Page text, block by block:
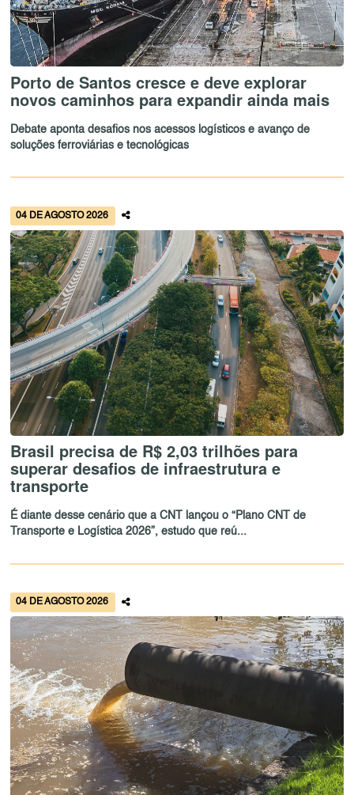
Porto de Santos cresce e deve explorar
novos caminhos para expandir ainda mais
Debate aponta desafios nos acessos logísticos e avanço de
soluções ferroviárias e tecnológicas
04 DE AGOSTO 2026
Brasil precisa de R$ 2,03 trilhões para
superar desafios de infraestrutura e
transporte
É diante desse cenário que a CNT lançou o “Plano CNT de
Transporte e Logística 2026”, estudo que reú...
04 DE AGOSTO 2026